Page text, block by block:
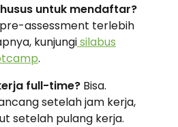
untuk mendaftar?
assessment terlebih
kunjungisilabus
.
full-time? Bisa.
setelah jam kerja,
setelah pulang kerja.